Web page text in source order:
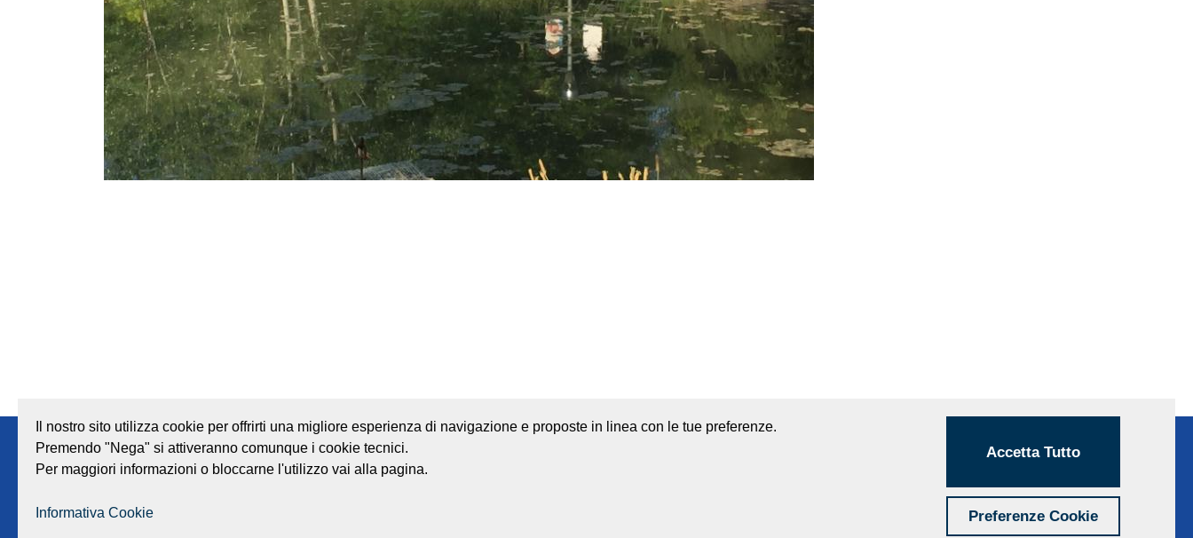
Note legali Privacy Società trasparente Mappa del sito
Il nostro sito utilizza cookie per offrirti una migliore esperienza di navigazione e proposte in linea con le tue preferenze.
Premendo "Nega" si attiveranno comunque i cookie tecnici.
Per maggiori informazioni o bloccarne l'utilizzo vai alla pagina.
Informativa Cookie
Accetta Tutto
Preferenze Cookie